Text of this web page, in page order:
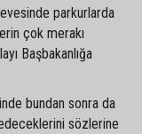
parkurlarda
çok merakı
Başbakanlığa
bundan sonra da
sözlerine